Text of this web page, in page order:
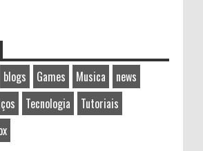
blogs Games Musica
news
Tecnologia
Tutoriais